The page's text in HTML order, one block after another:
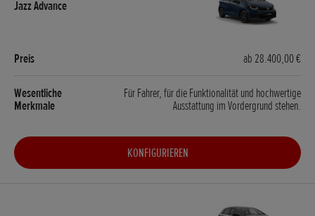
ab 28.400,00 €
Für Fahrer, für die Funktionalität und hochwertige
Ausstattung im Vordergrund stehen.
KONFIGURIEREN